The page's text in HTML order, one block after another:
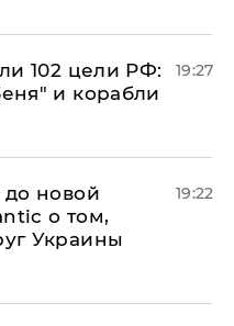
102 цели РФ:
и корабли
19:27
новой
о том,
Украины
19:22